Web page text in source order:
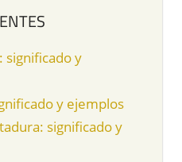
significado y
y ejemplos
significado y